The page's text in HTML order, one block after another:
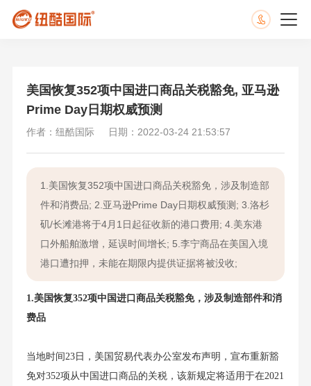
美国恢复352项中国进口商品关税豁免, 亚马逊
Prime Day日期权威预测
作者：纽酷国际 日期：2022-03-24 21:53:57
1.美国恢复352项中国进口商品关税豁免，涉及制造部
件和消费品; 2.亚马逊Prime Day日期权威预测; 3.洛杉
矶/长滩港将于4月1日起征收新的港口费用; 4.美东港
口外船舶激增，延误时间增长; 5.李宁商品在美国入境
港口遭扣押，未能在期限内提供证据将被没收;
1.美国恢复352项中国进口商品关税豁免，涉及制造部件和消
费品
当地时间23日，美国贸易代表办公室发布声明，宣布重新豁
免对352项从中国进口商品的关税，该新规定将适用于在2021